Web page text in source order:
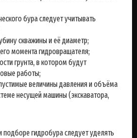
бура следует учитывать
скважины и её диаметр;
момента гидровращателя;
грунта, в котором будут
работы;
величины давления и объёма
несущей машины (экскаватора,
гидробура следует уделять